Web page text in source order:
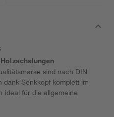
sind nach DIN
dank Senkkopf komplett im
ideal für die allgemeine